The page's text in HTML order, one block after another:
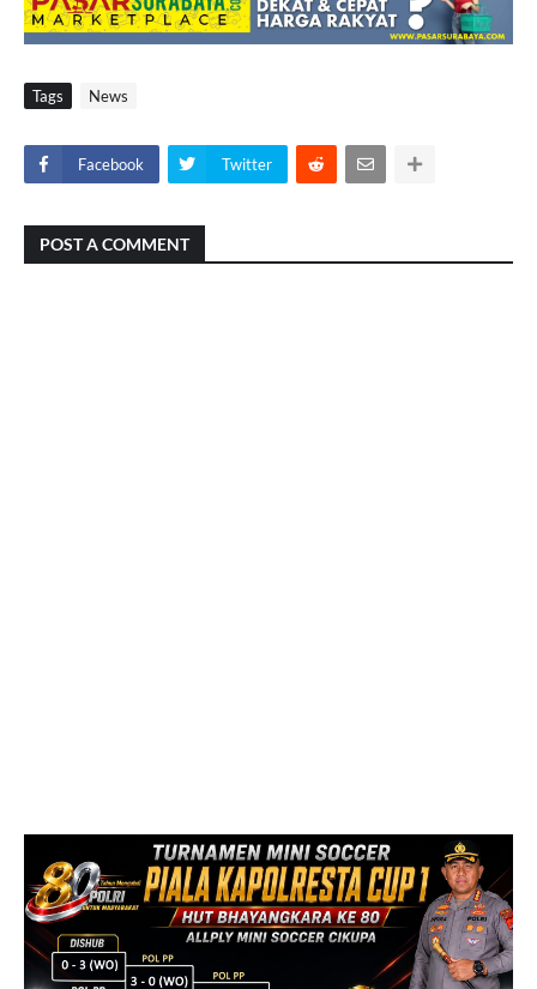
Tags News
Facebook Twitter
POST A COMMENT